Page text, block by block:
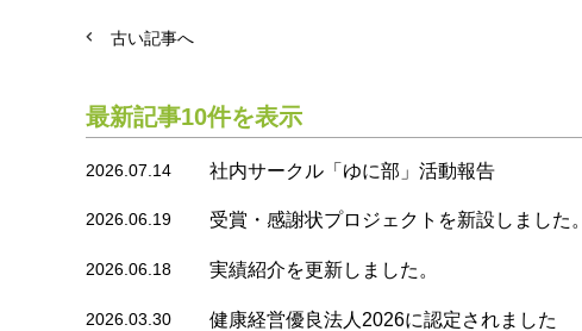
古い記事へ
最新記事10件を表示
2026.07.14 社内サークル「ゆに部」活動報告
2026.06.19 受賞・感謝状プロジェクトを新設しました。
2026.06.18 実績紹介を更新しました。
2026.03.30 健康経営優良法人2026に認定されました